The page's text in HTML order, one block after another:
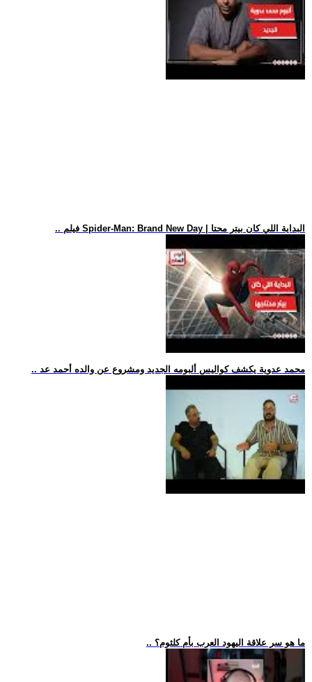
.. فيلم Spider-Man: Brand New Day | البداية اللي كان بيتر محتا
.. محمد عدوية يكشف كواليس ألبومه الجديد ومشروع عن والده أحمد عد
.. ما هو سر علاقة اليهود العرب بأم كلثوم؟